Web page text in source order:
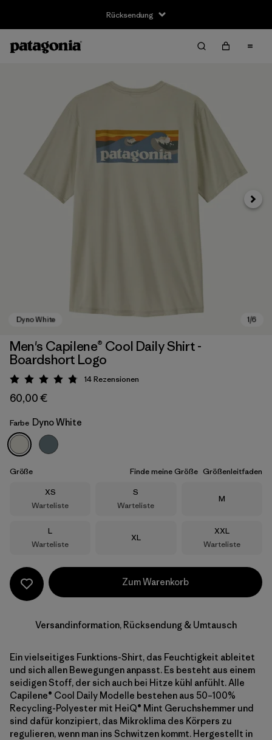
Rücksendung
Dyno White
Men's Capilene® Cool Daily Shirt -
Boardshort Logo
Bewertung: 4.8 / 5
14Rezensionen
60,00 €
Farbe Dyno White
Größe Finde meine Größe Größenleitfaden
Größe
XS
Warteliste
Größe
S
Warteliste
Größe
M
Größe
L
Warteliste
Größe
XL
Größe
XXL
Warteliste
Zum Warenkorb
Versandinformation, Rücksendung & Umtausch
Ein vielseitiges Funktions-Shirt, das Feuchtigkeit ableitet
und sich allen Bewegungen anpasst. Es besteht aus einem
seidigen Stoff, der sich auch bei Hitze kühl anfühlt. Alle
Capilene® Cool Daily Modelle bestehen aus 50–100%
Recycling-Polyester mit HeiQ® Mint Geruchshemmer und
sind dafür konzipiert, das Mikroklima des Körpers zu
regulieren, wenn man ins Schwitzen kommt. Hergestellt in